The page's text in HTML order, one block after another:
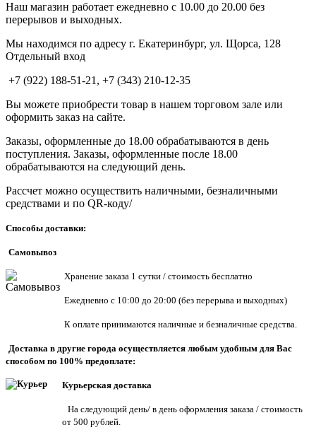
Наш магазин работает ежедневно с 10.00 до 20.00 без
перерывов и выходных.
Мы находимся по адресу г. Екатеринбург, ул. Щорса, 128
Отдельный вход
+7 (922) 188-51-21, +7 (343) 210-12-35
Вы можете приобрести товар в нашем торговом зале или
оформить заказ на сайте.
Заказы, оформленные до 18.00 обрабатываются в день
поступления. Заказы, оформленные после 18.00
обрабатываются на следующий день.
Рассчет можно осуществить наличными, безналичными
средствами и по QR-коду/
Способы доставки:
Самовывоз
Хранение заказа 1 сутки / стоимость бесплатно
Ежедневно с 10:00 до 20:00 (без перерыва и выходных)
К оплате принимаются наличные и безналичные средства.
Доставка в другие города осуществляется любым удобным для Вас
способом по 100% предоплате:
Курьерская доставка
На следующий день/ в день оформления заказа / стоимость
от 500 рублей.